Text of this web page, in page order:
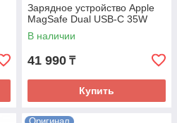
Зарядное устройство Apple
MagSafe Dual USB-C 35W
В наличии
41 990 ₸
Купить